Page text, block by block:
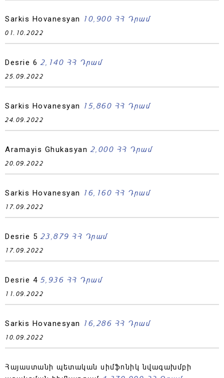
Sarkis Hovanesyan 10,900 ՀՀ Դրամ
01.10.2022
Desrie 6 2,140 ՀՀ Դրամ
25.09.2022
Sarkis Hovanesyan 15,860 ՀՀ Դրամ
24.09.2022
Aramayis Ghukasyan 2,000 ՀՀ Դրամ
20.09.2022
Sarkis Hovanesyan 16,160 ՀՀ Դրամ
17.09.2022
Desrie 5 23,879 ՀՀ Դրամ
17.09.2022
Desrie 4 5,936 ՀՀ Դրամ
11.09.2022
Sarkis Hovanesyan 16,286 ՀՀ Դրամ
10.09.2022
Հայաստանի պետական սիմֆոնիկ նվագախմբի